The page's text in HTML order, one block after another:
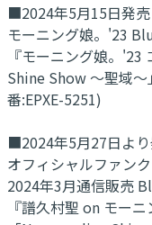
■2024年5月15日発売
モーニング娘。'23
『モーニング娘。
Shine Show ～聖域
番:EPXE-5251)
■2024年5月27日よ
オフィシャルファン
2024年3月通信販売
『譜久村聖 on モー